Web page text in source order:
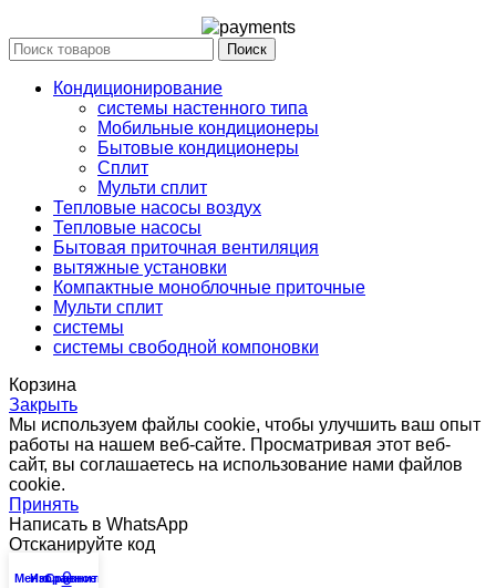
Поиск
Кондиционирование
системы настенного типа
Мобильные кондиционеры
Бытовые кондиционеры
Сплит
Мульти сплит
Тепловые насосы воздух
Тепловые насосы
Бытовая приточная вентиляция
вытяжные установки
Компактные моноблочные приточные
Мульти сплит
системы
системы свободной компоновки
Корзина
Закрыть
Мы используем файлы cookie, чтобы улучшить ваш опыт
работы на нашем веб-сайте. Просматривая этот веб-
сайт, вы соглашаетесь на использование нами файлов
cookie.
Принять
МенюИзбранное
Сравнить
0
Написать в WhatsApp
Отсканируйте код